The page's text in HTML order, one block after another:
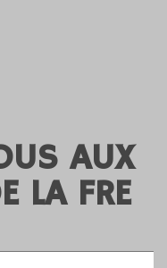
AUX
LA FRE